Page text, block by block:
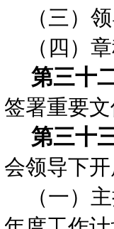
（三）
（四）
第三十
签署重要
第三十
会领导下
（一）